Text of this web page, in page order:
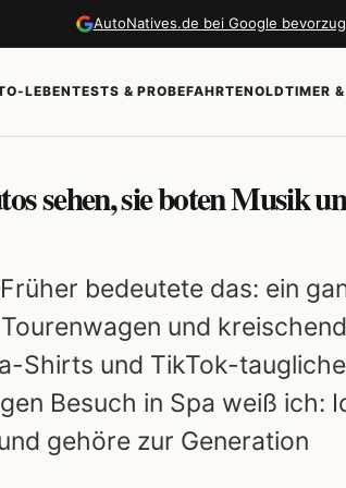
AutoNatives.de bei Google
LEBENTESTS & PROBEFAHRTENOLDTIMER
sehen, sie boten Musik
bedeutete das: ein
und
Shirts und TikTok-taugliche
Besuch in Spa weiß ich:
gehöre zur Generation